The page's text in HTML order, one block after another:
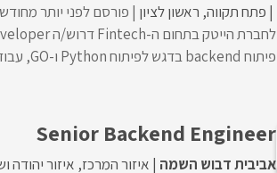
פתח תקווה ראשון לציון פורסם לפני יותר
פיתוח backend בדגש לפיתוח Python ו-GO, עבודה שכוללתהובלת פיתוחים מאפס, ...
Senior Backend Engineer
אביבית דבוש השמה איזור המרכז איזור יהודה